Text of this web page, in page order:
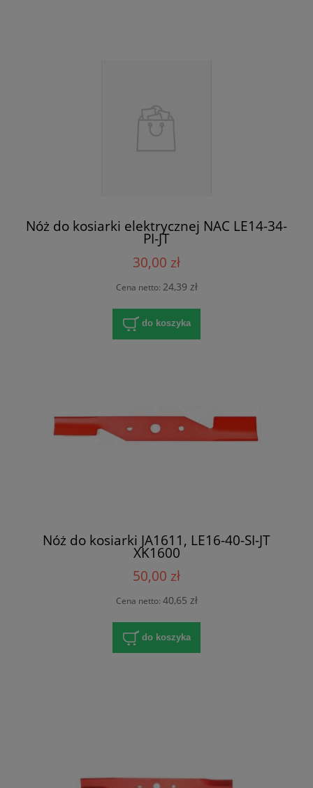
Nóż do kosiarki elektrycznej NAC LE14-34-
PI-JT
30,00 zł
Cena netto: 24,39 zł
do koszyka
Nóż do kosiarki JA1611, LE16-40-SI-JT
XK1600
50,00 zł
Cena netto: 40,65 zł
do koszyka